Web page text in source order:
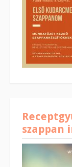
szappan